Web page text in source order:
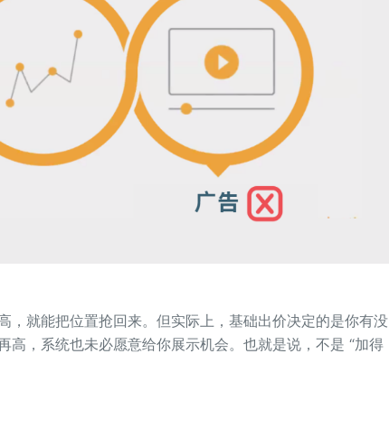
，就能把位置抢回来。但实际上，基础出价决定的是你有没
高，系统也未必愿意给你展示机会。也就是说，不是 “加得